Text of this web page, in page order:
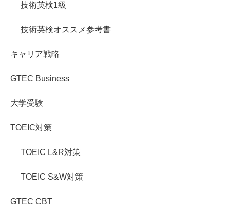
技術英検1級
技術英検オススメ参考書
キャリア戦略
GTEC Business
大学受験
TOEIC対策
TOEIC L&R対策
TOEIC S&W対策
GTEC CBT